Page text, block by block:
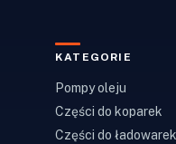
KATEGORIE
Pompy oleju
Części do koparek
Części do ładowarek